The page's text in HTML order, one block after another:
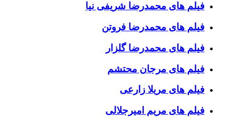
فیلم های محمدرضا شریفی نیا
فیلم های محمدرضا فروتن
فیلم های محمدرضا گلزار
فیلم های مرجان محتشم
فیلم های مریلا زارعی
فیلم های مریم امیرجلالی